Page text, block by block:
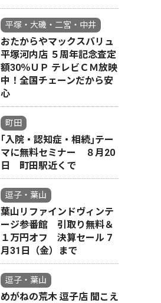
平塚・大磯・二宮・中井
おたからやマックスバリュ
平塚河内店 ５周年記念査定
額30％ＵＰ テレビＣＭ放映
中！全国チェーンだから安
心
町田
｢入院・認知症・相続｣テー
マに無料セミナー ８月20
日 町田駅近くで
逗子・葉山
葉山リファインドヴィンテ
ージ参番館 引取り無料＆
１万円オフ 決算セール 7
月31日（金）まで
逗子・葉山
めがねの荒木 逗子店 聞こえ